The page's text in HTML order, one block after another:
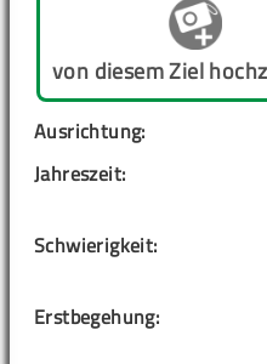
von diesem Ziel
Ausrichtung:
Jahreszeit:
Schwierigkeit:
Erstbegehung: